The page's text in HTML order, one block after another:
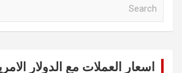
اسعار العملات مع الدولار